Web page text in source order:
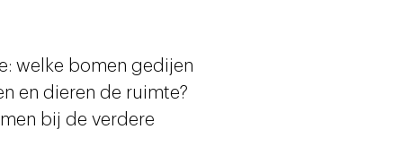
welke bomen gedijen
en dieren de ruimte?
bij de verdere